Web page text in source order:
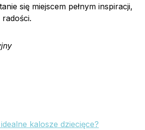
się miejscem pełnym inspiracji,
radości.
kalosze dziecięce?